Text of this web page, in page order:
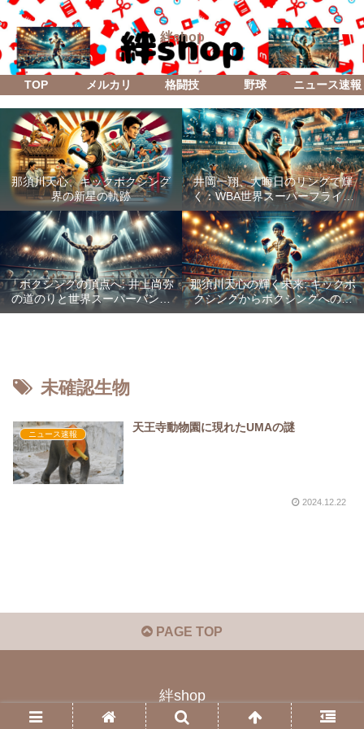
絆shop
TOP メルカリ 格闘技 野球 ニュース速報
那須川天心、キックボクシング
界の新星の軌跡
井岡一翔、大晦日のリングで輝
く：WBA世界スーパーフライ級
防衛戦「Lifetime Boxing Fights
18」
「ボクシングの頂点へ: 井上尚弥
の道のりと世界スーパーバンタ
ム級統一戦の全貌」
那須川天心の輝く未来: キックボ
クシングからボクシングへの成
功した転身
未確認生物
ニュース速報
天王寺動物園に現れたUMAの謎
2024.12.22
PAGE TOP
絆shop
© 2023 絆shop.